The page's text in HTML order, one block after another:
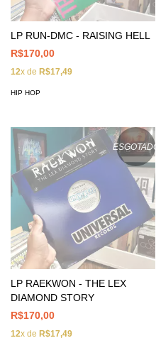
LP RUN-DMC - RAISING HELL
R$170,00
12x de R$17,49
HIP HOP
ESGOTADO
LP RAEKWON - THE LEX
DIAMOND STORY
R$170,00
12x de R$17,49